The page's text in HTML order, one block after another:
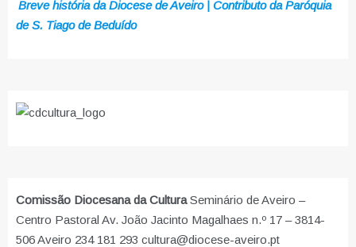
Breve história da Diocese de Aveiro | Contributo da Paróquia
de S. Tiago de Beduído
Comissão Diocesana da CulturaSeminário de Aveiro –
Centro Pastoral Av. João Jacinto Magalhaes n.º 17 – 3814-
506 Aveiro 234 181 293 cultura@diocese-aveiro.pt